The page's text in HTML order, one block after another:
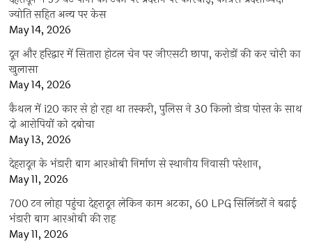
ज्योति सहित अन्य पर केस
May 14, 2026
दून और हरिद्वार में सितारा होटल चेन पर जीएसटी छापा, करोड़ों की कर चोरी का
खुलासा
May 14, 2026
कैथल में i20 कार से हो रहा था तस्करी, पुलिस ने 30 किलो डोडा पोस्त के साथ
दो आरोपियों को दबोचा
May 13, 2026
देहरादून के भंडारी बाग आरओबी निर्माण से स्थानीय निवासी परेशान,
May 11, 2026
700 टन लोहा पहुंचा देहरादून लेकिन काम अटका, 60 LPG सिलिंडरों ने बढ़ाई
भंडारी बाग आरओबी की राह
May 11, 2026